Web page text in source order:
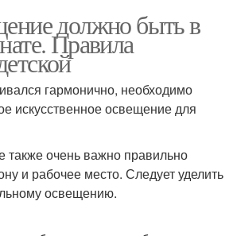
должно быть в
Правила
гармонично, необходимо
искусственное освещение для
также очень важно правильно
и рабочее место. Следует уделить
освещению.